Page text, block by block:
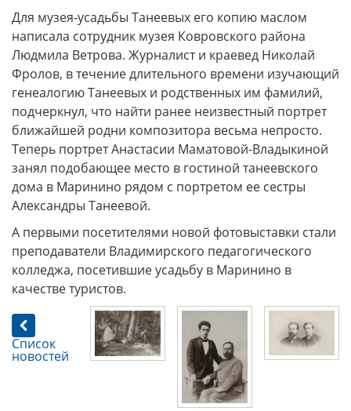
Для музея-усадьбы Танеевых его копию маслом
написала сотрудник музея Ковровского района
Людмила Ветрова. Журналист и краевед Николай
Фролов, в течение длительного времени изучающий
генеалогию Танеевых и родственных им фамилий,
подчеркнул, что найти ранее неизвестный портрет
ближайшей родни композитора весьма непросто.
Теперь портрет Анастасии Маматовой-Владыкиной
занял подобающее место в гостиной танеевского
дома в Маринино рядом с портретом ее сестры
Александры Танеевой.
А первыми посетителями новой фотовыставки стали
преподаватели Владимирского педагогического
колледжа, посетившие усадьбу в Маринино в
качестве туристов.
Список
новостей